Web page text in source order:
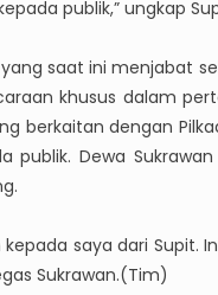
publik,” ungkap
saat ini menjabat
khusus dalam
berkaitan dengan
publik. Dewa
saya dari Supit.
Sukrawan.(Tim)